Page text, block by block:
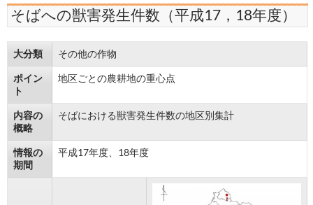
そばへの獣害発生件数（平成17，18年度）
大分類 その他の作物
ポイン
ト
地区ごとの農耕地の重心点
内容の
概略
そばにおける獣害発生件数の地区別集計
情報の
期間
平成17年度、18年度